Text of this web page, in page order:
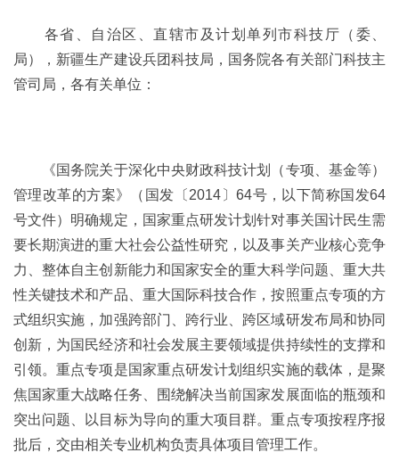
各省、自治区、直辖市及计划单列市科技厅（委、
局），新疆生产建设兵团科技局，国务院各有关部门科技主
管司局，各有关单位：
《国务院关于深化中央财政科技计划（专项、基金等）
管理改革的方案》（国发〔2014〕64号，以下简称国发64
号文件）明确规定，国家重点研发计划针对事关国计民生需
要长期演进的重大社会公益性研究，以及事关产业核心竞争
力、整体自主创新能力和国家安全的重大科学问题、重大共
性关键技术和产品、重大国际科技合作，按照重点专项的方
式组织实施，加强跨部门、跨行业、跨区域研发布局和协同
创新，为国民经济和社会发展主要领域提供持续性的支撑和
引领。重点专项是国家重点研发计划组织实施的载体，是聚
焦国家重大战略任务、围绕解决当前国家发展面临的瓶颈和
突出问题、以目标为导向的重大项目群。重点专项按程序报
批后，交由相关专业机构负责具体项目管理工作。